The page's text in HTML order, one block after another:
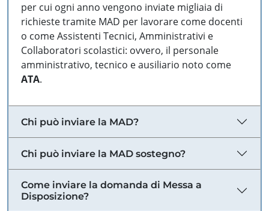
per cui ogni anno vengono inviate migliaia di
richieste tramite MAD per lavorare come docenti
o come Assistenti Tecnici, Amministrativi e
Collaboratori scolastici: ovvero, il personale
amministrativo, tecnico e ausiliario noto come
ATA.
Chi può inviare la MAD?
Chi può inviare la MAD sostegno?
Come inviare la domanda di Messa a
Disposizione?